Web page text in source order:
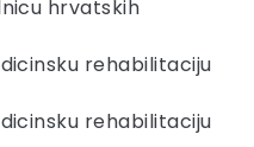
hrvatskih
rehabilitaciju
rehabilitaciju